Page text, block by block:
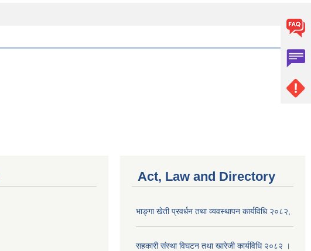
Act, Law and Directory
भाङ्गा खेती प्रवर्धन तथा व्यवस्थापन कार्यविधि २०८२,
सहकारी संस्था विघटन तथा खारेजी कार्यविधि २०८२ ।